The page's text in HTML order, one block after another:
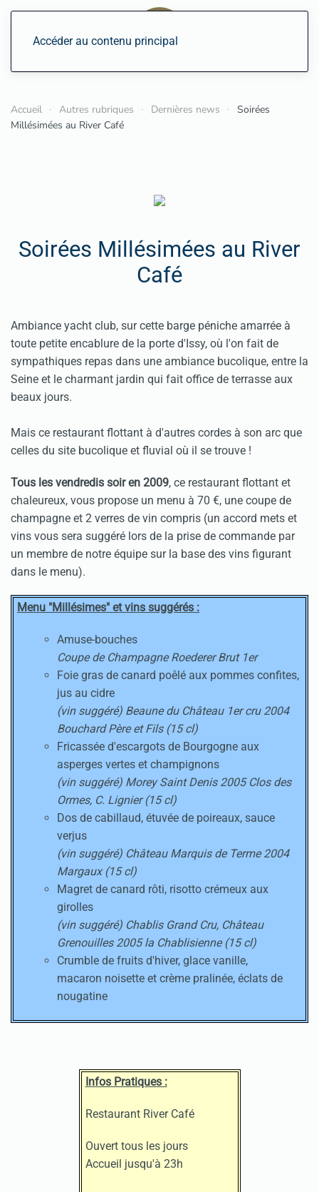
Accéder au contenu principal
Accueil Autres rubriques Dernières news
Soirées
Millésimées au River Café
Soirées Millésimées au River
Café
Ambiance yacht club, sur cette barge péniche amarrée à
toute petite encablure de la porte d'Issy, où l'on fait de
sympathiques repas dans une ambiance bucolique, entre la
Seine et le charmant jardin qui fait office de terrasse aux
beaux jours.
Mais ce restaurant flottant à d'autres cordes à son arc que
celles du site bucolique et fluvial où il se trouve !
Tous les vendredis soir en 2009, ce restaurant flottant et
chaleureux, vous propose un menu à 70 €, une coupe de
champagne et 2 verres de vin compris (un accord mets et
vins vous sera suggéré lors de la prise de commande par
un membre de notre équipe sur la base des vins figurant
dans le menu).
Menu "Millésimes" et vins suggérés :
Amuse-bouches
Coupe de Champagne Roederer Brut 1er
Foie gras de canard poêlé aux pommes confites,
jus au cidre
(vin suggéré) Beaune du Château 1er cru 2004
Bouchard Père et Fils (15 cl)
Fricassée d'escargots de Bourgogne aux
asperges vertes et champignons
(vin suggéré) Morey Saint Denis 2005 Clos des
Ormes, C. Lignier (15 cl)
Dos de cabillaud, étuvée de poireaux, sauce
verjus
(vin suggéré) Château Marquis de Terme 2004
Margaux (15 cl)
Magret de canard rôti, risotto crémeux aux
girolles
(vin suggéré) Chablis Grand Cru, Château
Grenouilles 2005 la Chablisienne (15 cl)
Crumble de fruits d'hiver, glace vanille,
macaron noisette et crème pralinée, éclats de
nougatine
Infos Pratiques :
Restaurant River Café
Ouvert tous les jours
Accueil jusqu'à 23h